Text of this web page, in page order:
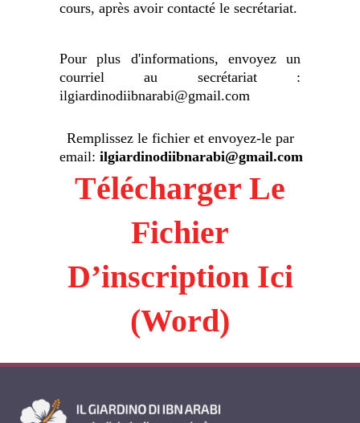
cours, après avoir contacté le secrétariat.
Pour plus d'informations, envoyez un
courriel au secrétariat :
ilgiardinodiibnarabi@gmail.com
Remplissez le fichier et envoyez-le par
email: ilgiardinodiibnarabi@gmail.com
Télécharger Le
Fichier
D’inscription Ici
(Word)